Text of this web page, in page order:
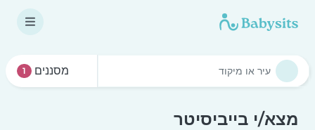
מסננים 1
מצא/י בייביסיטר